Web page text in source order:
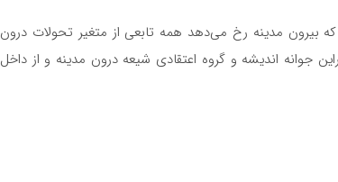
بیرون مدینه رخ می‌دهد همه تابعی از متغیر تحولات درون
جوانه اندیشه و گروه اعتقادی شیعه درون مدینه و از داخل